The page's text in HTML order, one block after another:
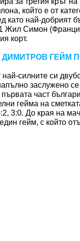
който е от
като най-добрият
Жил Симон
корт.
ДИМИТРОВ ГЕЙМ
силните си
заслужено
част
гейма на
3:0. До края на
гейм, с който